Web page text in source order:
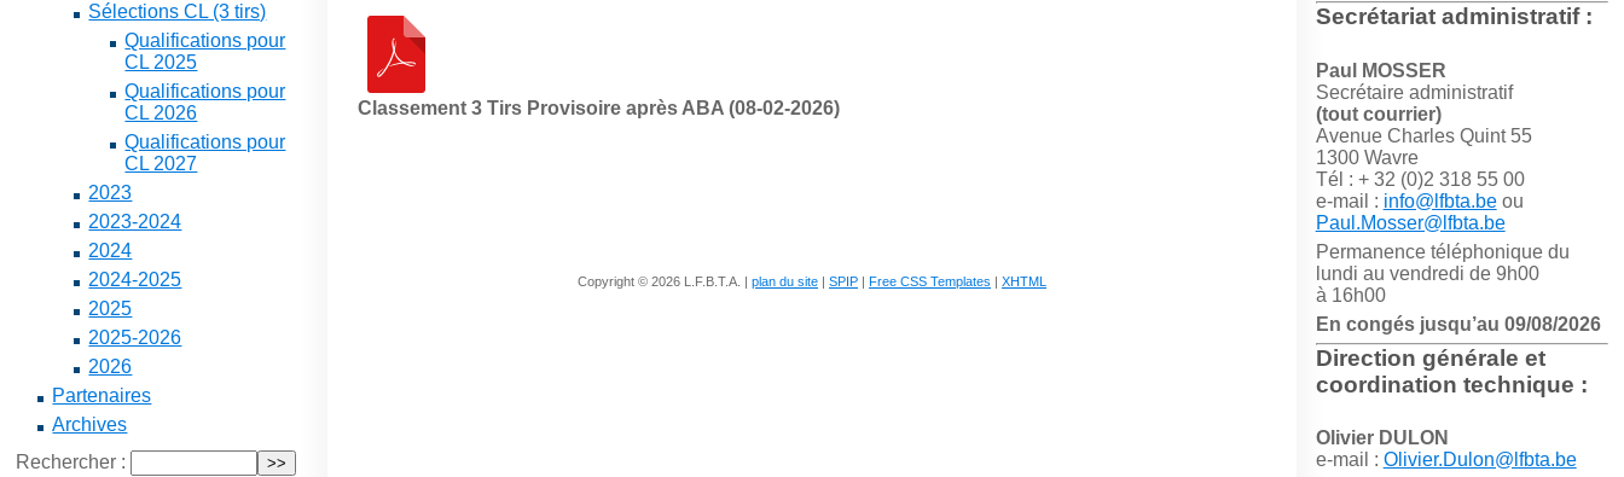
Secrétariat administratif :
Paul MOSSER
Secrétaire administratif
(tout courrier)
Avenue Charles Quint 55
1300 Wavre
Tél : + 32 (0)2 318 55 00
e-mail : info@lfbta.beou
Paul.Mosser@lfbta.be
Permanence téléphonique du
lundi au vendredi de 9h00
à 16h00
En congés jusqu’au 09/08/2026
Direction générale et
coordination technique :
Olivier DULON
e-mail : Olivier.Dulon@lfbta.be
Sélections CL (3 tirs)
Qualifications pour
CL 2025
Qualifications pour
CL 2026
Qualifications pour
CL 2027
2023
2023-2024
2024
2024-2025
2025
2025-2026
2026
Partenaires
Archives
Rechercher :
Classement 3 Tirs Provisoire après ABA (08-02-2026)
Copyright © 2026 L.F.B.T.A. | plan du site SPIP Free CSS Templates XHTML